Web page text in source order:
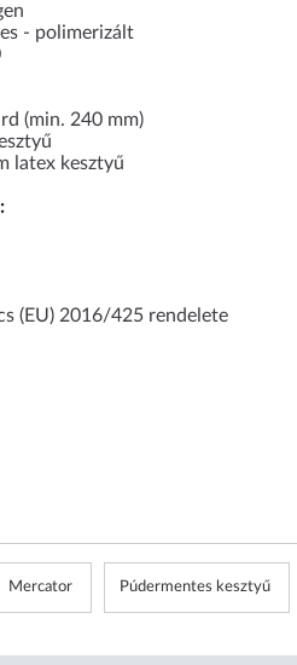
- polimerizált
(min. 240 mm)
latex kesztyű
(EU) 2016/425 rendelete
Mercator Púdermentes kesztyű